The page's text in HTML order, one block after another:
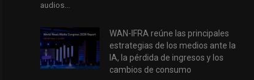
audios...
WAN-IFRA reúne las principales
estrategias de los medios ante la
IA, la pérdida de ingresos y los
cambios de consumo